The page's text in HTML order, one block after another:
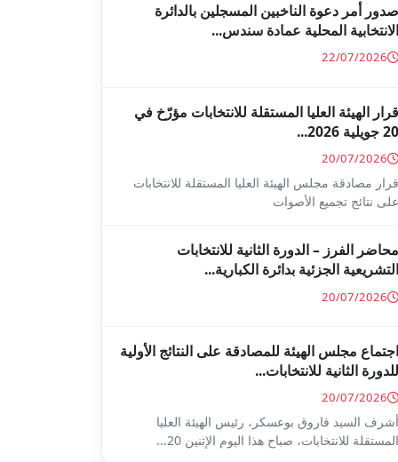
صدور أمر دعوة الناخبين المسجلين بالدائرة
الانتخابية المحلية عمادة سندس...
22/07/2026
قرار الهيئة العليا المستقلة للانتخابات مؤرّخ في
20 جويلية 2026...
20/07/2026
قرار مصادقة مجلس الهيئة العليا المستقلة للانتخابات
على نتائج تجميع الأصوات
محاضر الفرز – الدورة الثانية للانتخابات
التشريعية الجزئية بدائرة الكبارية...
20/07/2026
اجتماع مجلس الهيئة للمصادقة على النتائج الأولية
للدورة الثانية للانتخابات...
20/07/2026
أشرف السيد فاروق بوعسكر، رئيس الهيئة العليا
المستقلة للانتخابات، صباح هذا اليوم الإثنين 20...